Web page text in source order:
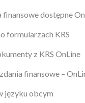
finansowe dostępne
formularzach KRS
z KRS OnLine
finansowe –
języku obcym